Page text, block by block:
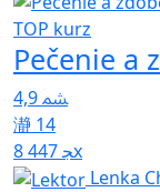
TOP kurz
Pečenie a
4,9
14
8 447x
Lenka